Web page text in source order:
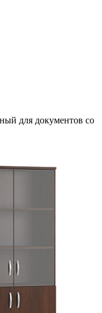
для документов со